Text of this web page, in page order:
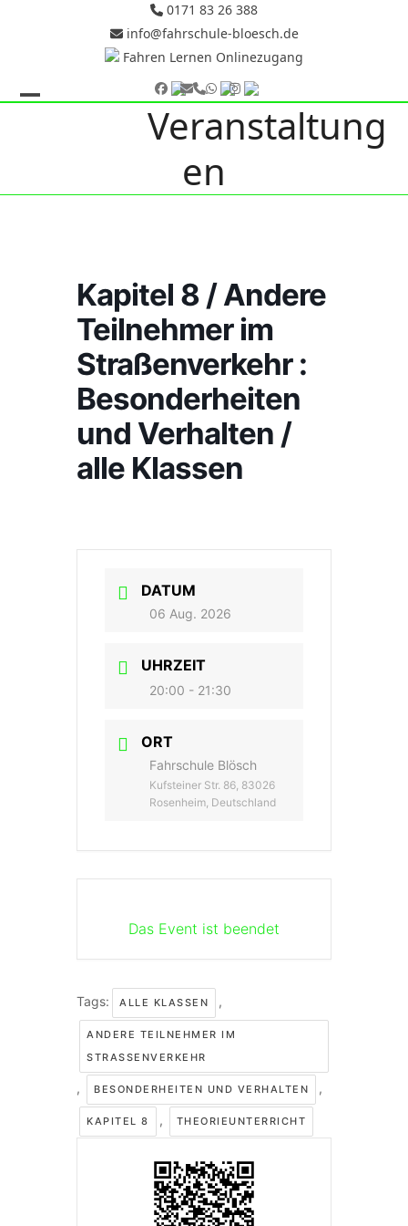
0171 83 26 388
info@fahrschule-bloesch.de
Fahren Lernen Onlinezugang
Facebook
E-
Mail
Telefon
Whatsapp
Instagram
Veranstaltung
en
Kapitel 8 / Andere
Teilnehmer im
Straßenverkehr :
Besonderheiten
und Verhalten /
alle Klassen
DATUM
06 Aug. 2026
UHRZEIT
20:00 - 21:30
ORT
Fahrschule Blösch
Kufsteiner Str. 86, 83026
Rosenheim, Deutschland
Das Event ist beendet
Tags: ALLE KLASSEN ,
ANDERE TEILNEHMER IM
STRASSENVERKEHR
, BESONDERHEITEN UND VERHALTEN ,
KAPITEL 8 , THEORIEUNTERRICHT